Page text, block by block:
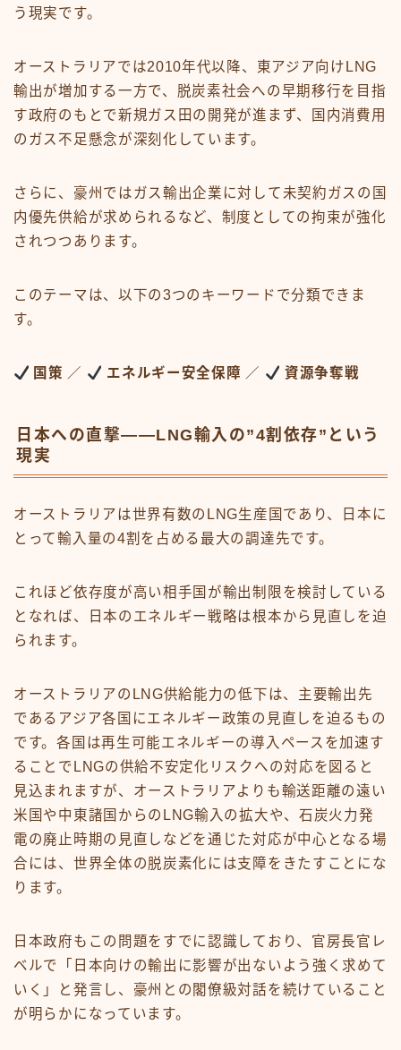
う現実です。
オーストラリアでは2010年代以降、東アジア向けLNG
輸出が増加する一方で、脱炭素社会への早期移行を目指
す政府のもとで新規ガス田の開発が進まず、国内消費用
のガス不足懸念が深刻化しています。
さらに、豪州ではガス輸出企業に対して未契約ガスの国
内優先供給が求められるなど、制度としての拘束が強化
されつつあります。
このテーマは、以下の3つのキーワードで分類できま
す。
国策 ／ エネルギー安全保障 ／ 資源争奪戦
日本への直撃——LNG輸入の”4割依存”という
現実
オーストラリアは世界有数のLNG生産国であり、日本に
とって輸入量の4割を占める最大の調達先です。
これほど依存度が高い相手国が輸出制限を検討している
となれば、日本のエネルギー戦略は根本から見直しを迫
られます。
オーストラリアのLNG供給能力の低下は、主要輸出先
であるアジア各国にエネルギー政策の見直しを迫るもの
です。各国は再生可能エネルギーの導入ペースを加速す
ることでLNGの供給不安定化リスクへの対応を図ると
見込まれますが、オーストラリアよりも輸送距離の遠い
米国や中東諸国からのLNG輸入の拡大や、石炭火力発
電の廃止時期の見直しなどを通じた対応が中心となる場
合には、世界全体の脱炭素化には支障をきたすことにな
ります。
日本政府もこの問題をすでに認識しており、官房長官レ
ベルで「日本向けの輸出に影響が出ないよう強く求めて
いく」と発言し、豪州との閣僚級対話を続けていること
が明らかになっています。